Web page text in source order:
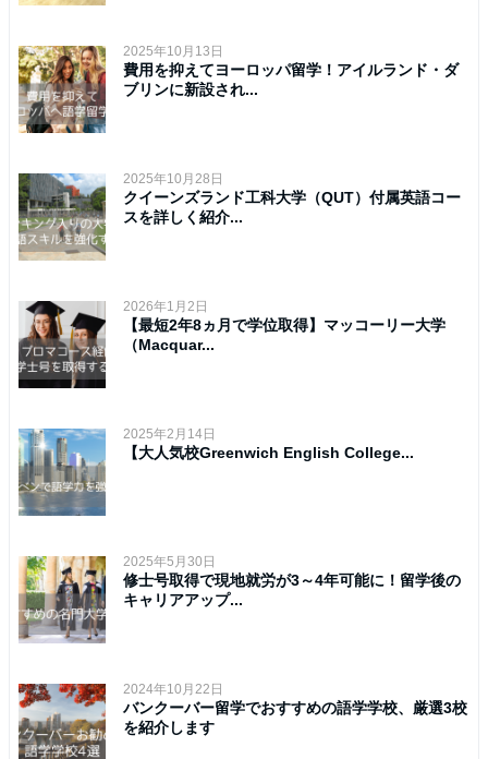
2025年10月13日
費用を抑えてヨーロッパ留学！アイルランド・ダ
ブリンに新設され...
2025年10月28日
クイーンズランド工科大学（QUT）付属英語コー
スを詳しく紹介...
2026年1月2日
【最短2年8ヵ月で学位取得】マッコーリー大学
（Macquar...
2025年2月14日
【大人気校Greenwich English College...
2025年5月30日
修士号取得で現地就労が3～4年可能に！留学後の
キャリアアップ...
2024年10月22日
バンクーバー留学でおすすめの語学学校、厳選3校
を紹介します